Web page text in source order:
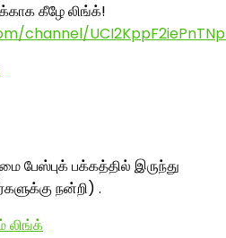
கீழே லிங்க்!
channel/
பேஸ்புக் பக்கத்தில் இருந்து
நன்றி) .
லிங்க்